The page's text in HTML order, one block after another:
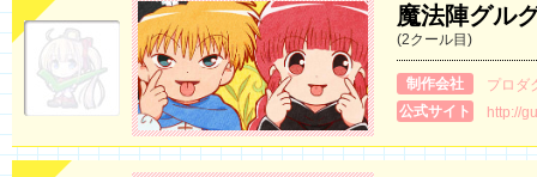
魔法陣グル
(2クール目)
制作会社
プロダ
公式サイト
http://